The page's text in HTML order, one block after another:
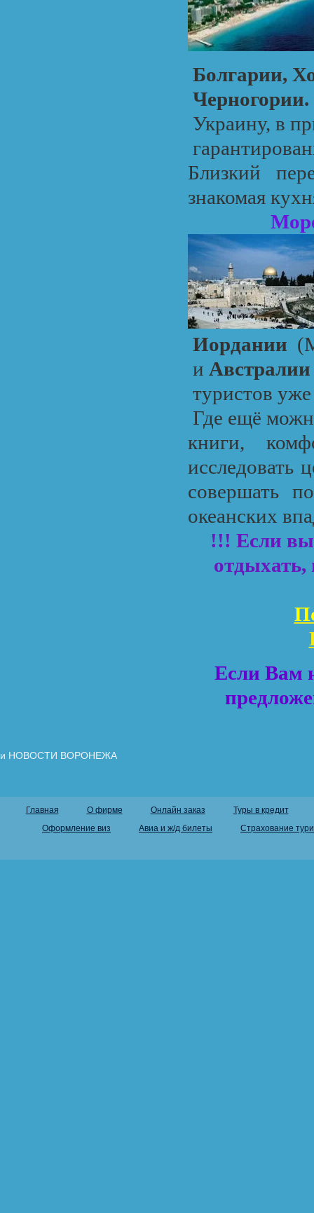
Болгарии,
Черногории.
Украину, в
Близкий
знакомая
Иордании
и Австралии
туристов
Где ещё
книги,
исследовать
совершать
океанских
!!! Если вы
отдыхать,
Если Вам
и НОВОСТИ ВОРОНЕЖА
Главная О фирме Онлайн заказ
Туры в кредит
Оформление виз
Авиа и ж/д билеты Страхование